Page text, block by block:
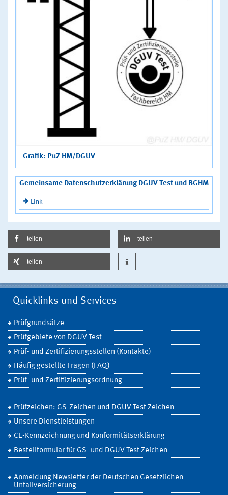
Grafik: PuZ HM/DGUV
Gemeinsame Datenschutzerklärung DGUV Test und BGHM
Link
teilen teilen
teilen
Quicklinks und Services
Prüfgrundsätze
Prüfgebiete von DGUV Test
Prüf- und Zertifizierungsstellen (Kontakte)
Häufig gestellte Fragen (FAQ)
Prüf- und Zertifiizierungsordnung
Prüfzeichen: GS-Zeichen und DGUV Test Zeichen
Unsere Dienstleistungen
CE-Kennzeichnung und Konformitätserklärung
Bestellformular für GS- und DGUV Test Zeichen
Anmeldung Newsletter der Deutschen Gesetzlichen
Unfallversicherung